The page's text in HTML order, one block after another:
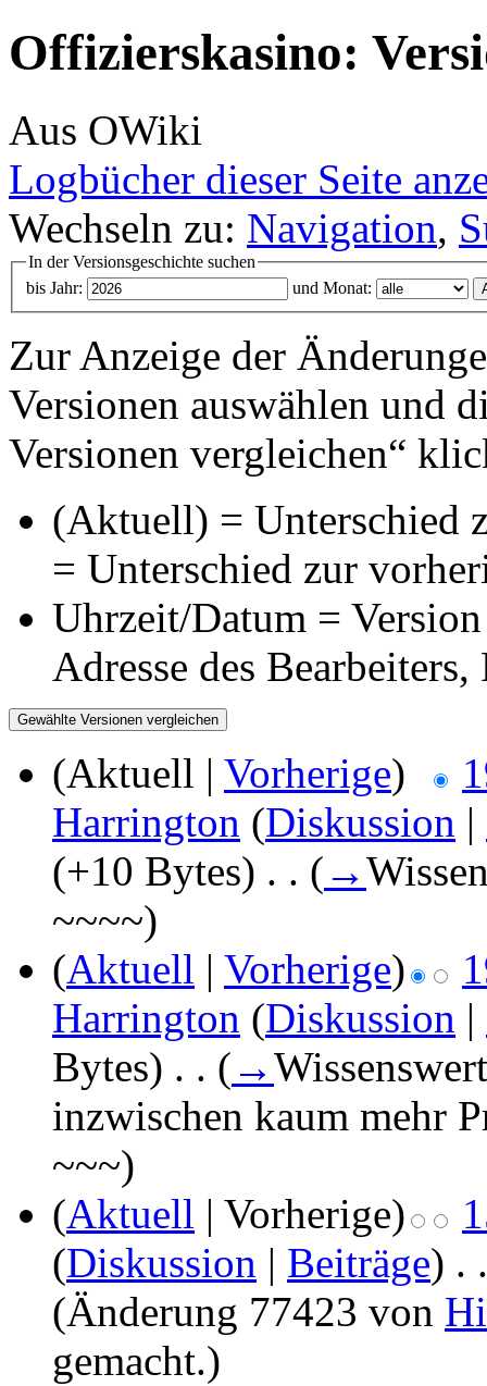
Offizierskasino:
Aus OWiki
Logbücher dieser Seite
Wechseln zu: Navigation,
In der Versionsgeschichte suchen
bis Jahr:
und Monat:
Zur Anzeige der
Versionen auswählen und
Versionen vergleichen“
(Aktuell) = Unterschied
= Unterschied zur
Uhrzeit/Datum =
Adresse des
(Aktuell | Vorherige)
Harrington (Diskussion |
(+10 Bytes) . . ( →
~~~~)
(Aktuell | Vorherige)
Harrington (Diskussion |
Bytes) . . ( →
inzwischen kaum mehr
~~~)
(Aktuell | Vorherige)
(Diskussion | Beiträge) . .
(Änderung 77423 von
gemacht.)